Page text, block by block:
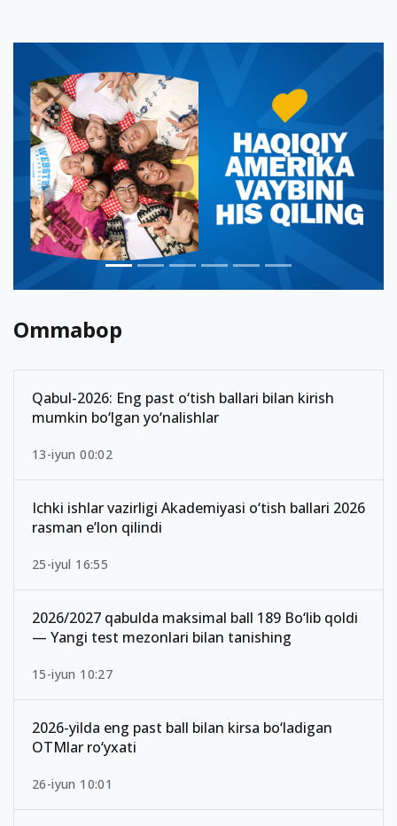
Ommabop
Qabul-2026: Eng past o‘tish ballari bilan kirish
mumkin bo‘lgan yo‘nalishlar
13-iyun 00:02
Ichki ishlar vazirligi Akademiyasi o‘tish ballari 2026
rasman e’lon qilindi
25-iyul 16:55
2026/2027 qabulda maksimal ball 189 Bo‘lib qoldi
— Yangi test mezonlari bilan tanishing
15-iyun 10:27
2026-yilda eng past ball bilan kirsa bo‘ladigan
OTMlar ro‘yxati
26-iyun 10:01